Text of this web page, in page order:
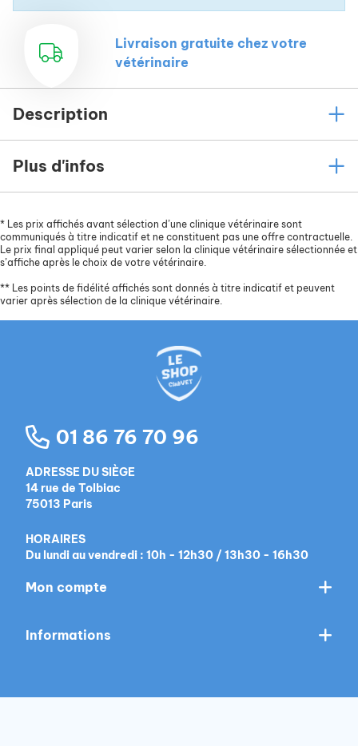
Livraison gratuite chez votre
vétérinaire
Description
Plus d'infos
* Les prix affichés avant sélection d’une clinique vétérinaire sont
communiqués à titre indicatif et ne constituent pas une offre contractuelle.
Le prix final appliqué peut varier selon la clinique vétérinaire sélectionnée et
s’affiche après le choix de votre vétérinaire.
** Les points de fidélité affichés sont donnés à titre indicatif et peuvent
varier après sélection de la clinique vétérinaire.
01 86 76 70 96
ADRESSE DU SIÈGE
14 rue de Tolbiac
75013 Paris
HORAIRES
Du lundi au vendredi : 10h - 12h30 / 13h30 - 16h30
Mon compte
Informations